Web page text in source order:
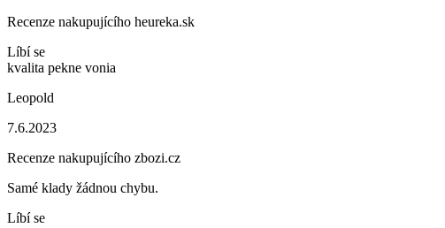
Recenze nakupujícího heureka.sk
Líbí se
kvalita pekne vonia
Leopold
7.6.2023
Recenze nakupujícího zbozi.cz
Samé klady žádnou chybu.
Líbí se